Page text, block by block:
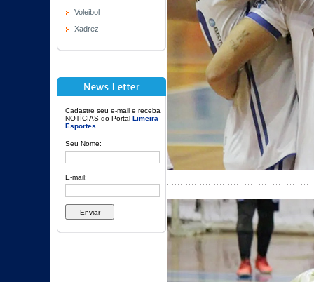
Voleibol
Xadrez
Cadastre seu e-mail e receba
NOTÍCIAS do Portal Limeira
Esportes
Seu Nome:
E-mail: